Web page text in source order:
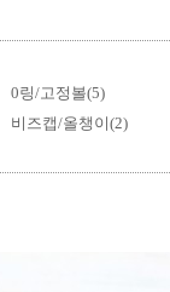
0링/고정볼(5)
비즈캡/올챙이(2)